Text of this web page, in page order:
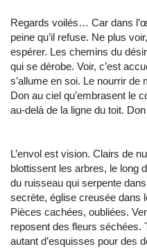
Regards voilés… Car dans
peine qu’il refuse. Ne plus
espérer. Les chemins du
qui se dérobe. Voir, c’est
s’allume en soi. Le nourrir de
Don au ciel qu’embrasent le
au-delà de la ligne du toit.
L’envol est vision. Clairs de
blottissent les arbres, le long
du ruisseau qui serpente
secrète, église creusée dans
Pièces cachées, oubliées.
reposent des fleurs séchées.
autant d’esquisses pour des